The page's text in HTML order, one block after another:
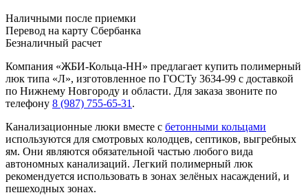
Наличными после приемки
Перевод на карту Сбербанка
Безналичный расчет
Компания «ЖБИ-Кольца-НН» предлагает купить полимерный
люк типа «Л», изготовленное по ГОСТу 3634-99 с доставкой
по Нижнему Новгороду и области. Для заказа звоните по
телефону 8 (987) 755-65-31 .
Канализационные люки вместе с бетонными кольцами
используются для смотровых колодцев, септиков, выгребных
ям. Они являются обязательной частью любого вида
автономных канализаций. Легкий полимерный люк
рекомендуется использовать в зонах зелёных насаждений, и
пешеходных зонах.